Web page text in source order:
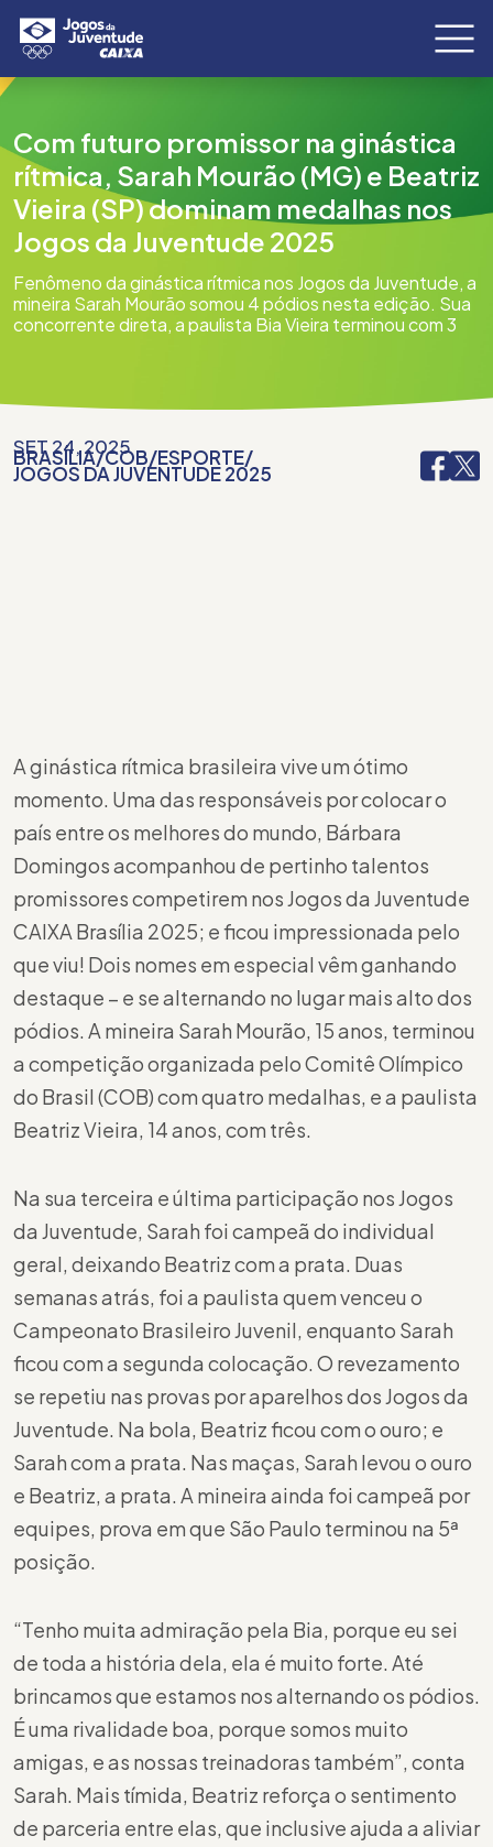
Com futuro promissor na ginástica
rítmica, Sarah Mourão (MG) e Beatriz
Vieira (SP) dominam medalhas nos
Jogos da Juventude 2025
Fenômeno da ginástica rítmica nos Jogos da Juventude, a
mineira Sarah Mourão somou 4 pódios nesta edição. Sua
concorrente direta, a paulista Bia Vieira terminou com 3
SET 24, 2025
BRASÍLIA/COB/ESPORTE/
JOGOS DA JUVENTUDE 2025
A ginástica rítmica brasileira vive um ótimo
momento. Uma das responsáveis por colocar o
país entre os melhores do mundo, Bárbara
Domingos acompanhou de pertinho talentos
promissores competirem nos Jogos da Juventude
CAIXA Brasília 2025; e ficou impressionada pelo
que viu! Dois nomes em especial vêm ganhando
destaque – e se alternando no lugar mais alto dos
pódios. A mineira Sarah Mourão, 15 anos, terminou
a competição organizada pelo Comitê Olímpico
do Brasil (COB) com quatro medalhas, e a paulista
Beatriz Vieira, 14 anos, com três.
Na sua terceira e última participação nos Jogos
da Juventude, Sarah foi campeã do individual
geral, deixando Beatriz com a prata. Duas
semanas atrás, foi a paulista quem venceu o
Campeonato Brasileiro Juvenil, enquanto Sarah
ficou com a segunda colocação. O revezamento
se repetiu nas provas por aparelhos dos Jogos da
Juventude. Na bola, Beatriz ficou com o ouro; e
Sarah com a prata. Nas maças, Sarah levou o ouro
e Beatriz, a prata. A mineira ainda foi campeã por
equipes, prova em que São Paulo terminou na 5ª
posição.
“Tenho muita admiração pela Bia, porque eu sei
de toda a história dela, ela é muito forte. Até
brincamos que estamos nos alternando os pódios.
É uma rivalidade boa, porque somos muito
amigas, e as nossas treinadoras também”, conta
Sarah. Mais tímida, Beatriz reforça o sentimento
de parceria entre elas, que inclusive ajuda a aliviar